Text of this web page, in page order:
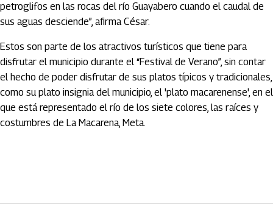
petroglifos en las rocas del río Guayabero cuando el caudal de
sus aguas desciende”, afirma César.
Estos son parte de los atractivos turísticos que tiene para
disfrutar el municipio durante el “Festival de Verano”, sin contar
el hecho de poder disfrutar de sus platos típicos y tradicionales,
como su plato insignia del municipio, el 'plato macarenense', en el
que está representado el río de los siete colores, las raíces y
costumbres de La Macarena, Meta.